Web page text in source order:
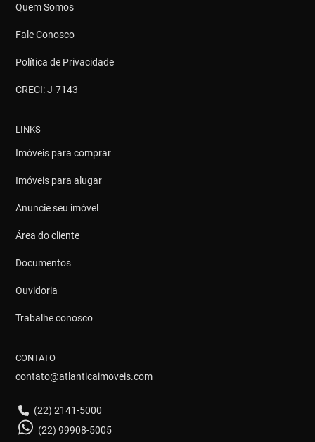
Quem Somos
Fale Conosco
Política de Privacidade
CRECI: J-7143
LINKS
Imóveis para comprar
Imóveis para alugar
Anuncie seu imóvel
Área do cliente
Documentos
Ouvidoria
Trabalhe conosco
CONTATO
contato@atlanticaimoveis.com
(22) 2141-5000
(22) 99908-5005